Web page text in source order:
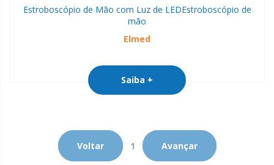
Estroboscópio de Mão com Luz de LEDEstroboscópio de
mão
Elmed
Saiba +
Voltar 1 Avançar